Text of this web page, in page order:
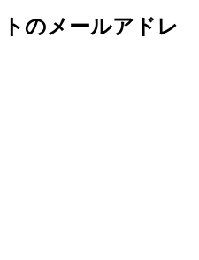
のメールアドレ